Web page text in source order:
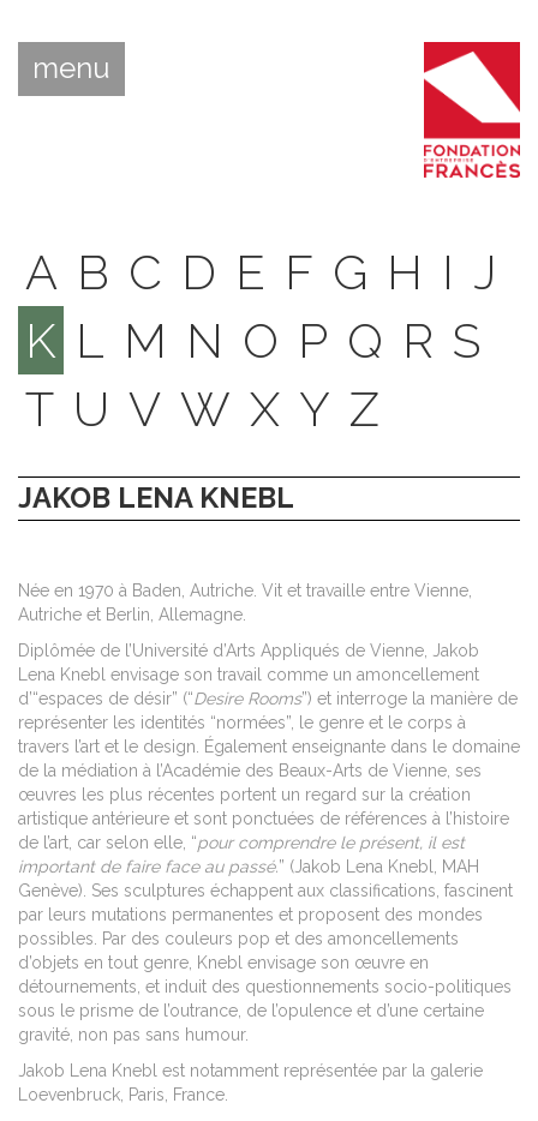
menu
A B C D E F G H I J
K L M N O P Q R S
T U V W X Y Z
JAKOB LENA KNEBL
Née en 1970 à Baden, Autriche. Vit et travaille entre Vienne,
Autriche et Berlin, Allemagne.
Diplômée de l’Université d’Arts Appliqués de Vienne, Jakob
Lena Knebl envisage son travail comme un amoncellement
d’“espaces de désir” (“Desire Rooms”) et interroge la manière de
représenter les identités “normées”, le genre et le corps à
travers l’art et le design.
Également enseignante dans le domaine
de la médiation à l’Académie des Beaux-Arts de Vienne, ses
œuvres les plus récentes portent un regard sur la création
artistique antérieure et sont ponctuées de références à l’histoire
de l’art, car selon elle, “pour comprendre le présent, il est
important de faire face au passé.” (Jakob Lena Knebl, MAH
Genève). Ses sculptures échappent aux classifications, fascinent
par leurs mutations permanentes et proposent des mondes
possibles. Par des couleurs pop et des amoncellements
d’objets en tout genre, Knebl envisage son œuvre en
détournements, et induit des questionnements socio-politiques
sous le prisme de l’outrance, de l’opulence et d’une certaine
gravité, non pas sans humour.
Jakob Lena Knebl est notamment représentée par la galerie
Loevenbruck, Paris, France.